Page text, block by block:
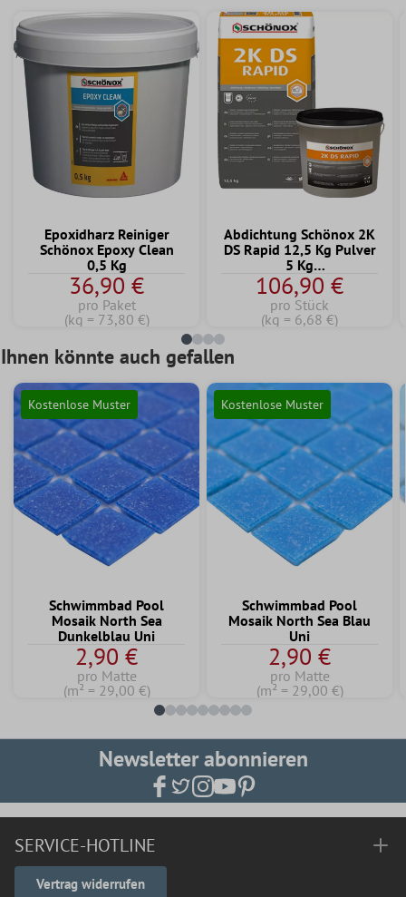
Epoxidharz Reiniger
Schönox Epoxy Clean
0,5 Kg
36,90 €
pro Paket
(kg = 73,80 €)
Abdichtung Schönox 2K
DS Rapid 12,5 Kg Pulver
5 Kg
Dispersionskomponente
106,90 €
pro Stück
(kg = 6,68 €)
Ihnen könnte auch gefallen
Kostenlose Muster
Schwimmbad Pool
Mosaik North Sea
Dunkelblau Uni
2,90 €
pro Matte
(m² = 29,00 €)
Kostenlose Muster
Schwimmbad Pool
Mosaik North Sea Blau
Uni
2,90 €
pro Matte
(m² = 29,00 €)
Newsletter abonnieren
SERVICE-HOTLINE
Vertrag widerrufen